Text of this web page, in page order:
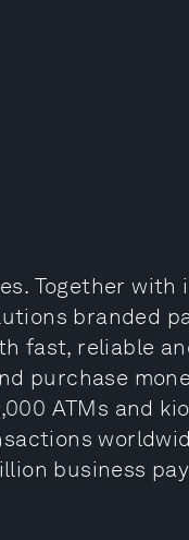
Together with
branded
fast, reliable
purchase
ATMs and
business